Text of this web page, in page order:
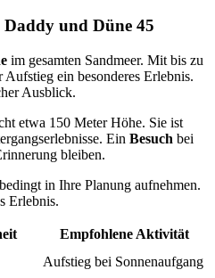
Daddy und Düne 45
im gesamten Sandmeer. Mit bis zu
ein besonderes Erlebnis.
Ausblick.
etwa 150 Meter Höhe. Sie ist
Ein Besuch bei
bleiben.
in Ihre Planung aufnehmen.
Erlebnis.
Empfohlene Aktivität
Aufstieg bei Sonnenaufgang